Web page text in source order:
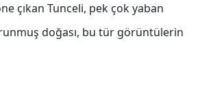
çıkan Tunceli, pek çok yaban
doğası, bu tür görüntülerin